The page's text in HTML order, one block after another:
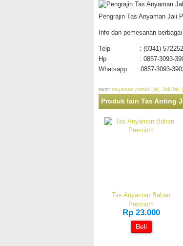
Pengrajin Tas Anyaman Jali
Info dan pemesanan
Telp : (0341) 572252
Hp : 0857-3093-
Whatsapp : 0857-3093-
tags: anyaman plastik jali Jali Jali
Produk lain Tas Anting
Tas Anyaman Bahan
Premium
Rp 23.000
Beli